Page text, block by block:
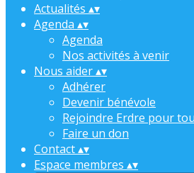
Actualités ▴▾
Agenda ▴▾
Agenda
Nos activités à venir
Nous aider▴▾
Adhérer
Devenir bénévole
Rejoindre Erdre pour
Faire un don
Contact▴▾
Espace membres ▴▾